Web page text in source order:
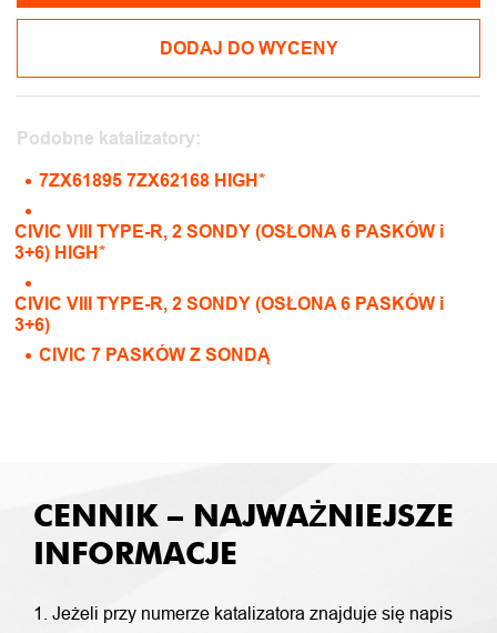
DODAJ DO WYCENY
Podobne katalizatory:
7ZX61895 7ZX62168 HIGH*
CIVIC VIII TYPE-R, 2 SONDY (OSŁONA 6 PASKÓW i
3+6) HIGH*
CIVIC VIII TYPE-R, 2 SONDY (OSŁONA 6 PASKÓW i
3+6)
CIVIC 7 PASKÓW Z SONDĄ
CENNIK – NAJWAŻNIEJSZE
INFORMACJE
1. Jeżeli przy numerze katalizatora znajduje się napis